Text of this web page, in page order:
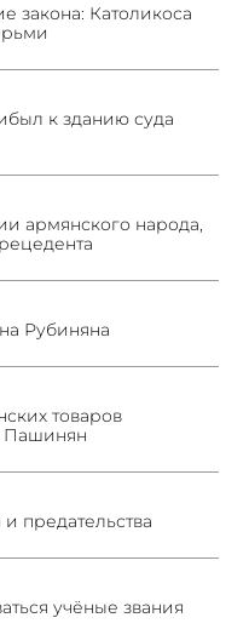
Католикоса
к зданию суда
армянского народа,
Рубиняна
товаров
Пашинян
предательства
учёные звания